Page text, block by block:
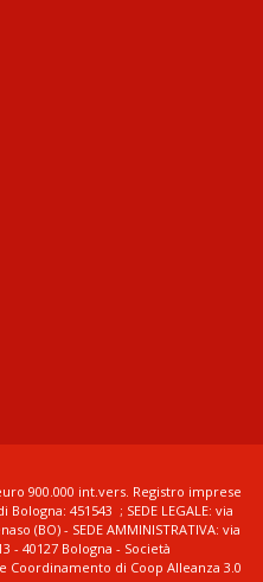
900.000 int.vers. Registro imprese
Bologna: 451543 ; SEDE LEGALE: via
(BO) - SEDE AMMINISTRATIVA: via
- 40127 Bologna - Società
di Coop Alleanza 3.0